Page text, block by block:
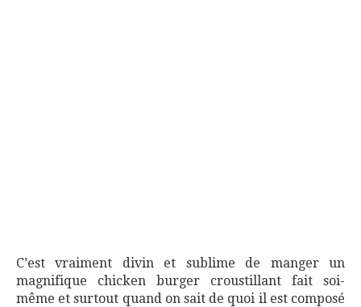
C’est vraiment divin et sublime de manger un
magnifique chicken burger croustillant fait soi-
même et surtout quand on sait de quoi il est composé